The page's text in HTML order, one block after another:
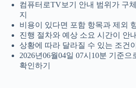
컴퓨터로TV보기 안내 범위가 구
지
비용이 있다면 포함 항목과 제외
진행 절차와 예상 소요 시간이 안
상황에 따라 달라질 수 있는 조건
2026년06월04일 07시10분 기준으
확인하기